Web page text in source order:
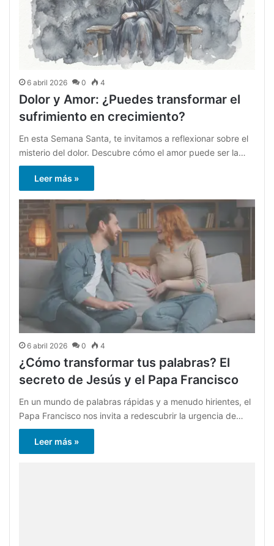
6 abril 2026 0 4
Dolor y Amor: ¿Puedes transformar el
sufrimiento en crecimiento?
En esta Semana Santa, te invitamos a reflexionar sobre el
misterio del dolor. Descubre cómo el amor puede ser la…
Leer más »
6 abril 2026 0 4
¿Cómo transformar tus palabras? El
secreto de Jesús y el Papa Francisco
En un mundo de palabras rápidas y a menudo hirientes, el
Papa Francisco nos invita a redescubrir la urgencia de…
Leer más »